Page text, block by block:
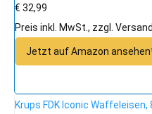
€ 32,99
Preis inkl. MwSt., zzgl.
Jetzt auf Amazon
Krups FDK Iconic